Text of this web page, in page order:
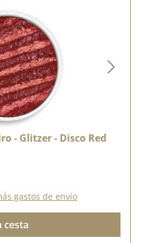
- Glitzer - Disco Red
gastos de envío
cesta